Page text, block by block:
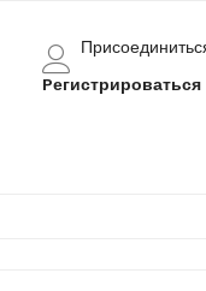
Pегистрироваться